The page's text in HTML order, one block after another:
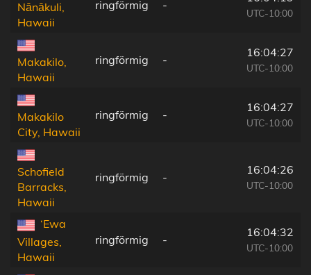
Nānākuli,
Hawaii
ringförmig -
UTC-10:00
Makakilo,
Hawaii
ringförmig -
16:04:27
UTC-10:00
Makakilo
City, Hawaii
ringförmig -
16:04:27
UTC-10:00
Schofield
Barracks,
Hawaii
ringförmig -
16:04:26
UTC-10:00
‘Ewa
Villages,
Hawaii
ringförmig -
16:04:32
UTC-10:00